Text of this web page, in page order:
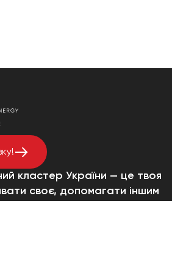
кластер України — це твоя
своє, допомагати іншим